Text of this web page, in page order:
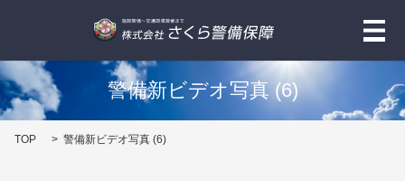
メ
警備新ビデオ写真 (6)
TOP 警備新ビデオ写真 (6)